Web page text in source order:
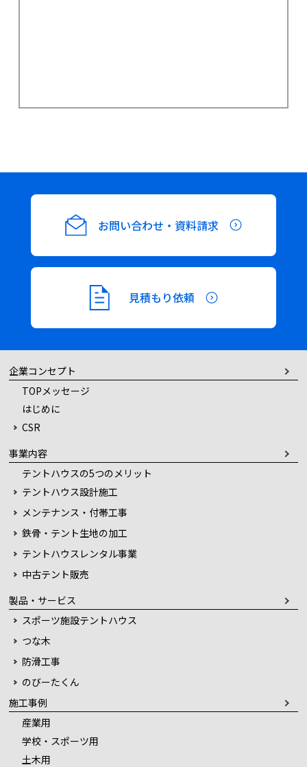
お問い合わせ・資料請求
見積もり依頼
企業コンセプト
TOPメッセージ
はじめに
CSR
事業内容
テントハウスの5つのメリット
テントハウス設計施工
メンテナンス・付帯工事
鉄骨・テント生地の加工
テントハウスレンタル事業
中古テント販売
製品・サービス
スポーツ施設テントハウス
つな木
防滑工事
のびーたくん
施工事例
産業用
学校・スポーツ用
土木用